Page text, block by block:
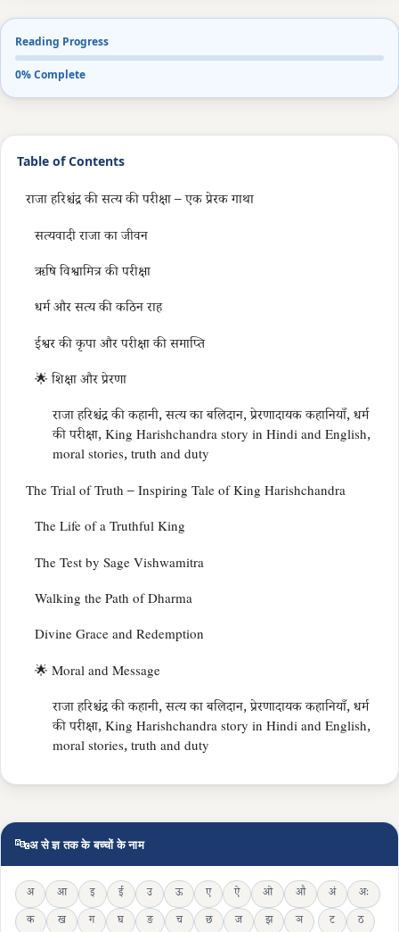
Reading Progress
0% Complete
Table of Contents
राजा हरिश्चंद्र की सत्य की परीक्षा – एक प्रेरक गाथा
सत्यवादी राजा का जीवन
ऋषि विश्वामित्र की परीक्षा
धर्म और सत्य की कठिन राह
ईश्वर की कृपा और परीक्षा की समाप्ति
🌟 शिक्षा और प्रेरणा
राजा हरिश्चंद्र की कहानी, सत्य का बलिदान, प्रेरणादायक कहानियाँ, धर्म
की परीक्षा, King Harishchandra story in Hindi and English,
moral stories, truth and duty
The Trial of Truth – Inspiring Tale of King Harishchandra
The Life of a Truthful King
The Test by Sage Vishwamitra
Walking the Path of Dharma
Divine Grace and Redemption
🌟 Moral and Message
राजा हरिश्चंद्र की कहानी, सत्य का बलिदान, प्रेरणादायक कहानियाँ, धर्म
की परीक्षा, King Harishchandra story in Hindi and English,
moral stories, truth and duty
🔤अ से ज्ञ तक के बच्चों के नाम
अ आ इ ई उ ऊ ए ऐ ओ औ अं
अः
क
ख ग घ ङ च छ ज झ ञ ट
ठ